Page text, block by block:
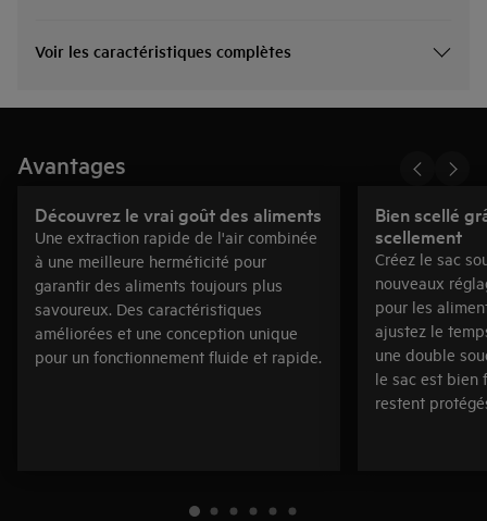
Voir les caractéristiques complètes
Avantages
Découvrez le vrai goût des aliments
Une extraction rapide de l'air combinée
à une meilleure herméticité pour
garantir des aliments toujours plus
savoureux. Des caractéristiques
améliorées et une conception unique
pour un fonctionnement fluide et rapide.
Bien scellé
scellement
Créez le sac
nouveaux
pour les
ajustez le
une double
le sac est bien
restent